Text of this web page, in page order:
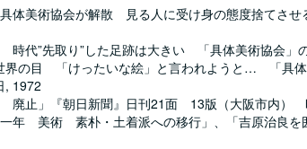
体美術協会が解散 見る人に受け身の態度捨て
時代”先取り”した足跡は大きい 「具体美術協
界の目 「けったいな絵」と言われようと… 「具
1972
止」『朝日新聞』日刊21面 13版（大阪市内）
年 美術 素朴・土着派への移行」、「吉原治良